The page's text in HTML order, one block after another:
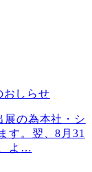
しらせ
展の為本社・シ
す。翌、8月31
よ …